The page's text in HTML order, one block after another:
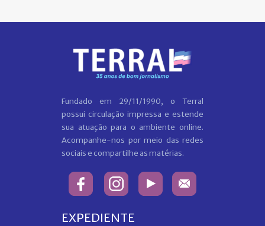
Fundado em 29/11/1990, o Terral
possui circulação impressa e estende
sua atuação para o ambiente online.
Acompanhe-nos por meio das redes
sociais e compartilhe as matérias.
EXPEDIENTE